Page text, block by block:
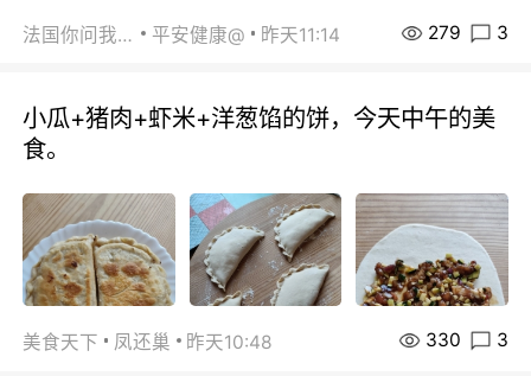
法国你问我答 平安健康@ 昨天11:14 279 3
小瓜+猪肉+虾米+洋葱馅的饼，今天中午的美
食。
美食天下 凤还巢 昨天10:48 330 3